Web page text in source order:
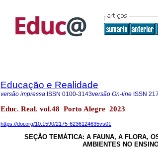
Educação e Realidade
versão impressa ISSN 0100-3143versão On-line ISSN
Educ. Real. vol.48 Porto Alegre 2023
https://doi.org/10.1590/2175-6236124635vs01
SEÇÃO TEMÁTICA: A FAUNA, A FLORA,
AMBIENTES NO